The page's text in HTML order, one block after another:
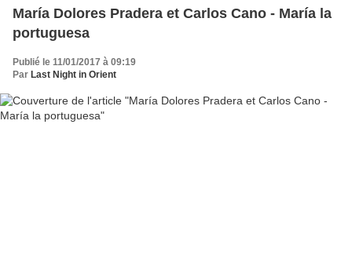
María Dolores Pradera et Carlos Cano - María la
portuguesa
Publié le 11/01/2017 à 09:19
Par Last Night in Orient